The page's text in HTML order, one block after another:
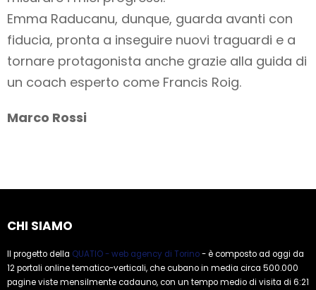
Emma Raducanu, dunque, guarda avanti con
fiducia, pronta a inseguire nuovi traguardi e a
tornare protagonista anche grazie alla guida di
un coach esperto come Francis Roig.
Marco Rossi
CHI SIAMO
Il progetto della QUATIO - web agency di Torino- è composto ad oggi da
12 portali online tematico-verticali, che cubano in media circa 500.000
pagine viste mensilmente cadauno, con un tempo medio di visita di 6:21